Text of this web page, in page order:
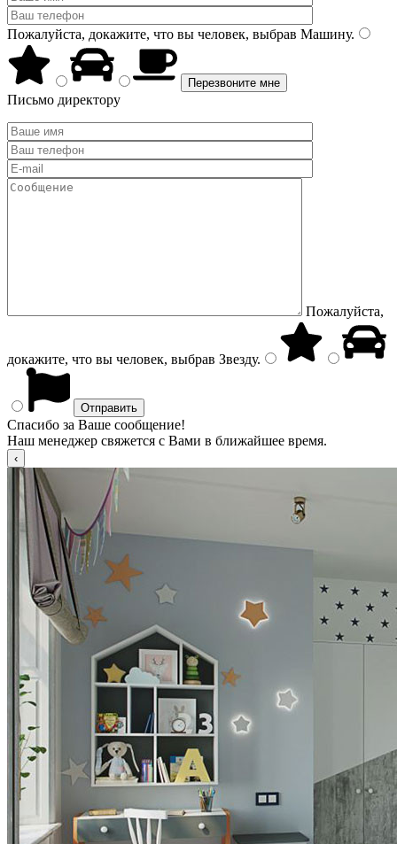
Пожалуйста, докажите, что вы человек, выбрав Машину.
Письмо директору
Пожалуйста,
докажите, что вы человек, выбрав Звезду.
Спасибо за Ваше сообщение!
Наш менеджер свяжется с Вами в ближайшее время.